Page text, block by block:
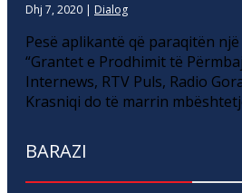
Dhj 7, 2020 | Dialog
Pesë aplikantë që paraqitën
“Grantet e Prodhimit të
Internews, RTV Puls, Radio
Krasniqi do të marrin
BARAZI